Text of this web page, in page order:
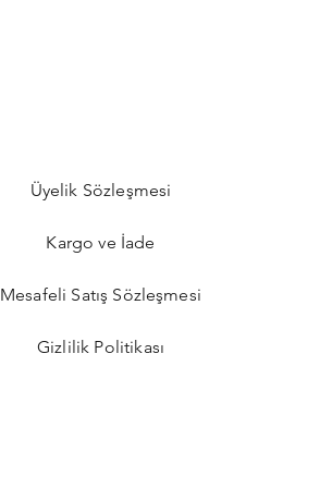
Üyelik Sözleşmesi
Kargo ve İade
Mesafeli Satış Sözleşmesi
Gizlilik Politikası​